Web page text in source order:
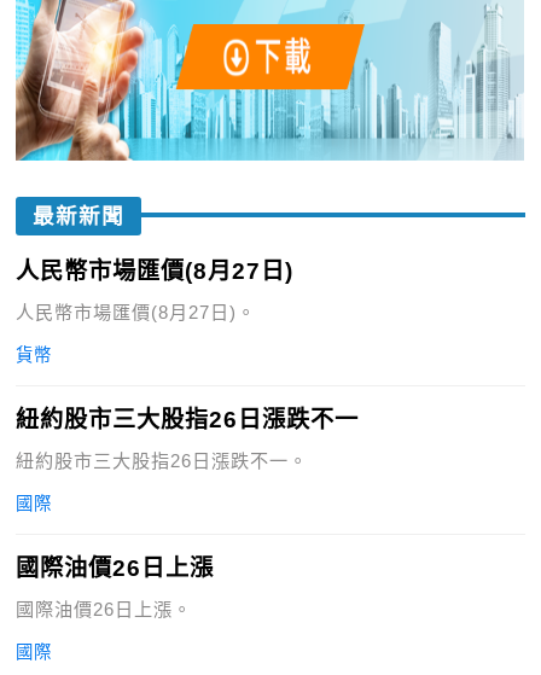
最新新聞
人民幣市場匯價(8月27日)
人民幣市場匯價(8月27日)。
貨幣
紐約股市三大股指26日漲跌不一
紐約股市三大股指26日漲跌不一。
國際
國際油價26日上漲
國際油價26日上漲。
國際